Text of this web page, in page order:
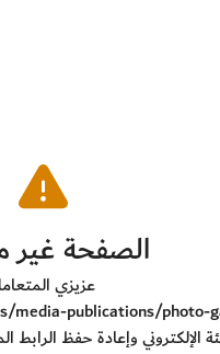
​الصفحة غير
عزيزي
media-publications/
الإلكتروني وإعادة حفظ